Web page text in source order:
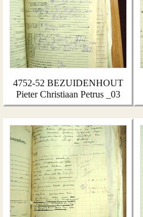
4752-52 BEZUIDENHOUT
Pieter Christiaan Petrus _03